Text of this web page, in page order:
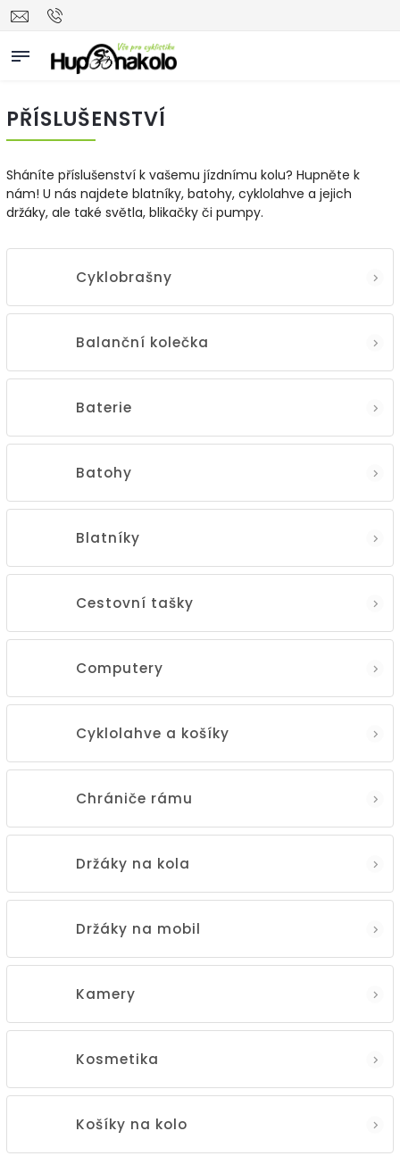
PŘÍSLUŠENSTVÍ
Sháníte příslušenství k vašemu jízdnímu kolu? Hupněte k
nám! U nás najdete blatníky, batohy, cyklolahve a jejich
držáky, ale také světla, blikačky či pumpy.
Cyklobrašny
Balanční kolečka
Baterie
Batohy
Blatníky
Cestovní tašky
Computery
Cyklolahve a košíky
Chrániče rámu
Držáky na kola
Držáky na mobil
Kamery
Kosmetika
Košíky na kolo